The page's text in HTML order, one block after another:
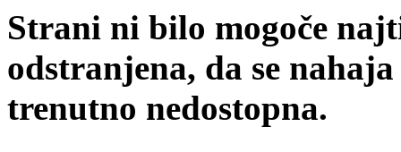
Strani ni bilo mogoče
odstranjena, da se
trenutno nedostopna.